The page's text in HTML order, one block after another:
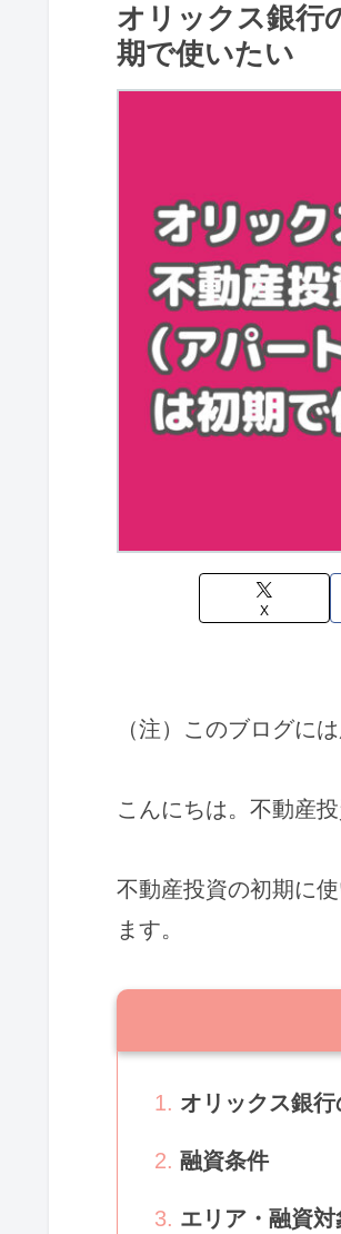
オリックス銀行
期で使いたい
X
（注）このブログに
こんにちは。不動産
不動産投資の初期に
ます。
オリックス銀
融資条件
エリア・融資